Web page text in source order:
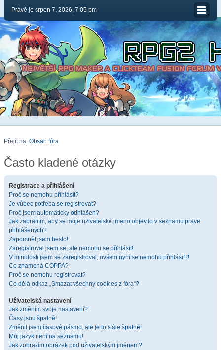
Právě je srpen 7, 2026, 7:05 pm
Přejít na: Obsah fóra
Často kladené otázky
Registrace a přihlášení
Proč se nemohu přihlásit?
Je vůbec potřeba se registrovat?
Proč jsem automaticky odhlášen?
Jak zabráním, aby se moje uživatelské jméno objevilo v seznamu právě
přihlášených?
Zapomněl jsem heslo!
Zaregistroval jsem se, ale nemohu se přihlásit!
V minulosti jsem se zaregistroval, ovšem nyní se nemohu přihlásit?!
Co znamená COPPA?
Proč se nemohu registrovat?
Co dělá odkaz „Smazat všechny cookies z fóra“?
Uživatelská nastavení
Jak změním svoje nastavení?
Časy jsou špatně!
Změnil jsem časové pásmo, ale je to stále špatně!
Můj jazyk není na seznamu!
Jak zobrazím obrázek pod uživatelským jménem?